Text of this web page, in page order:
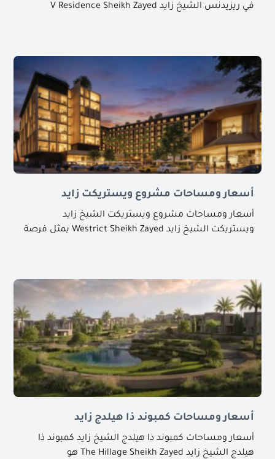
في ريزيدنس الشيخ زايد V Residence Sheikh Zayed
أسعار ومساحات مشروع ويستريكت زايد
أسعار ومساحات مشروع ويستريكت الشيخ زايد
ويستريكت الشيخ زايد Westrict Sheikh Zayed يمثل فرصة
أسعار ومساحات كمبوند ذا هيلدج زايد
أسعار ومساحات كمبوند ذا هيلدج الشيخ زايد كمبوند ذا
هيلدج الشيخ زايد The Hillage Sheikh Zayed هو